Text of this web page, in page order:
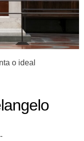
o ideal